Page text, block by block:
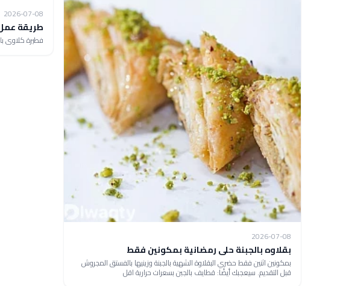
2026-07-08
بقلاوه بالجبنة حلى رمضانية بمكونين فقط
بمكونين اثنين فقط حضري البقلاوة الشهية بالجبنة وزينيها بالفستق المجروش
قبل التقديم. سيعجبك أيضًا: قطايف بالجبن بسعرات حرارية اقل
2026-07-08
طريقة
فطيرة كلاوى